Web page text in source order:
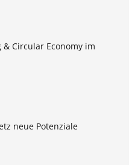
Circular Economy im
neue Potenziale